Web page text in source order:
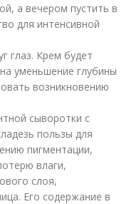
а вечером пустить в
для интенсивной
глаз. Крем будет
уменьшение глубины
возникновению
сыворотки с
пользы для
пигментации,
влаги,
слоя,
Его содержание в